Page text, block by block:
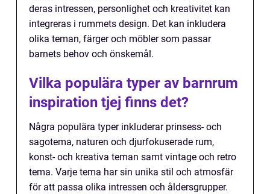
deras intressen, personlighet och kreativitet kan
integreras i rummets design. Det kan inkludera
olika teman, färger och möbler som passar
barnets behov och önskemål.
Vilka populära typer av barnrum
inspiration tjej finns det?
Några populära typer inkluderar prinsess- och
sagotema, naturen och djurfokuserade rum,
konst- och kreativa teman samt vintage och retro
tema. Varje tema har sin unika stil och atmosfär
för att passa olika intressen och åldersgrupper.